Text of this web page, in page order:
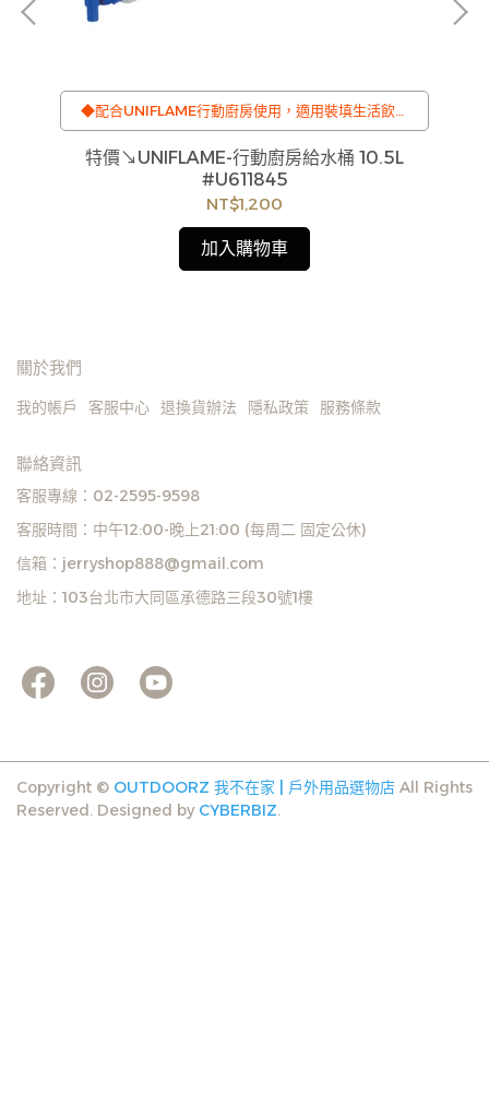
◆配合UNIFLAME行動廚房使用，適用裝填生活飲用
水
◆輕量方便.不占空間
特價↘UNIFLAME-行動廚房給水桶 10.5L
#U611845
NT$1,200
加入購物車
關於我們
我的帳戶 客服中心 退換貨辦法 隱私政策 服務條款
聯絡資訊
客服專線：02-2595-9598
客服時間：中午12:00-晚上21:00 (每周二 固定公休)
信箱：jerryshop888@gmail.com
地址：103台北市大同區承德路三段30號1樓
Copyright © OUTDOORZ 我不在家 | 戶外用品選物店 All Rights
Reserved. Designed by CYBERBIZ.